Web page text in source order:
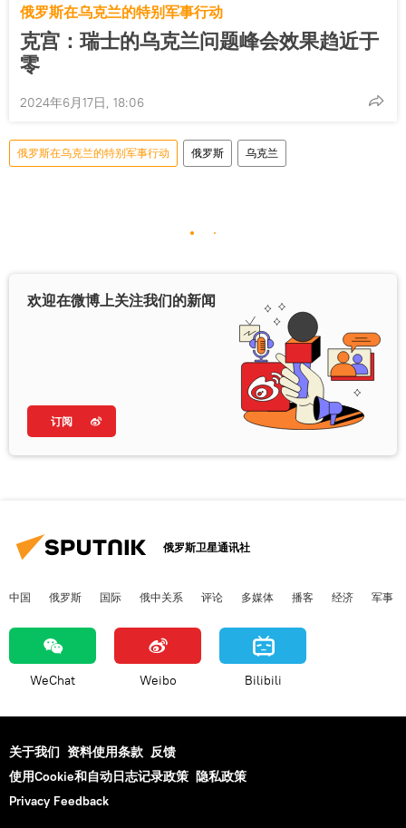
俄罗斯在乌克兰的特别军事行动
克宫：瑞士的乌克兰问题峰会效果趋近于
零
2024年6月17日, 18:06
俄罗斯在乌克兰的特别军事行动 俄罗斯 乌克兰
欢迎在微博上关注我们的新闻
订阅
俄罗斯卫星通讯社
中国 俄罗斯 国际 俄中关系 评论 多媒体 播客 经济 军事
WeChat Weibo Bilibili
关于我们 资料使用条款 反馈
使用Cookie和自动日志记录政策 隐私政策
Privacy Feedback